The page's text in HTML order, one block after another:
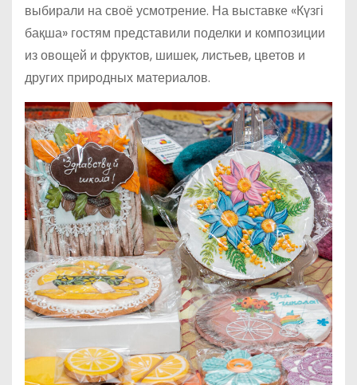
выбирали на своё усмотрение. На выставке «Күзгі
бақша» гостям представили поделки и композиции
из овощей и фруктов, шишек, листьев, цветов и
других природных материалов.